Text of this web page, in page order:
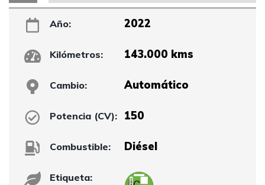
Año: 2022
Kilómetros: 143.000 kms
Cambio: Automático
Potencia (CV): 150
Combustible: Diésel
Etiqueta: